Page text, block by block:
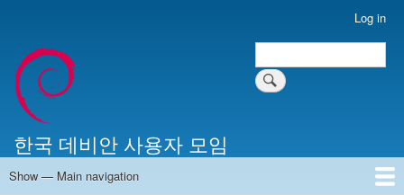
account
menu
Log in
Search
한국 데비안 사용자 모임
Main
Show — Main navigation